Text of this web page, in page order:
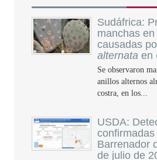
Sudáfrica:
manchas
causadas
alternata en
Se observaron
anillos alternos
costra, en los...
USDA:
Barrenador
de julio de